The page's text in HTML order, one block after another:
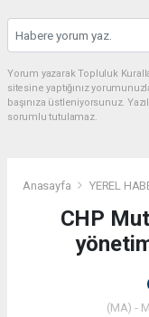
Yorum yazarak Topluluk
sitesine yaptığınız
başınıza üstleniyorsunuz.
sorumlu tutulamaz.
Anasayfa YEREL
CHP
(MA) -